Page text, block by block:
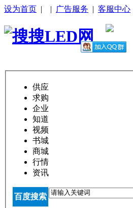
设为首页 | | 广告服务 | 客服中心
供应
求购
企业
知道
视频
书城
商城
行情
资讯
百度搜索